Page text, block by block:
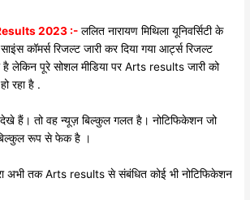
2023 :- ललित नारायण मिथिला यूनिवर्सिटी के
साइंस कॉमर्स रिजल्ट जारी कर दिया गया आर्ट्स रिजल्ट
है लेकिन पूरे सोशल मीडिया पर Arts results जारी को
रहा है .
हैं। तो वह न्यूज़ बिल्कुल गलत है। नोटिफिकेशन जो
बिल्कुल रूप से फेक है ।
अभी तक Arts results से संबंधित कोई भी नोटिफिकेशन